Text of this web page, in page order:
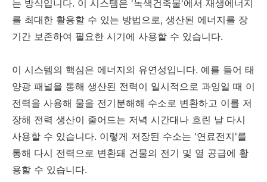
는 방식입니다. 이 시스템은 '녹색건축물'에서 재생에너지
를 최대한 활용할 수 있는 방법으로, 생산된 에너지를 장
기간 보존하여 필요한 시기에 사용할 수 있습니다.
이 시스템의 핵심은 에너지의 유연성입니다. 예를 들어 태
양광 패널을 통해 생산된 전력이 일시적으로 과잉일 때 이
전력을 사용해 물을 전기분해해 수소로 변환하고 이를 저
장해 전력 생산이 줄어드는 저녁 시간대나 흐린 날 다시
사용할 수 있습니다. 이렇게 저장된 수소는 '연료전지'를
통해 다시 전력으로 변환돼 건물의 전기 및 열 공급에 활
용할 수 있습니다.